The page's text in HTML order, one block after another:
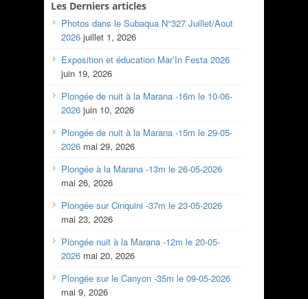
Les Derniers articles
Photos dans le Subaqua N°327 Juillet/Aout
2026 juillet 1, 2026
Exposition et éducation Mar’In Festa 2026
juin 19, 2026
Plongée de nuit à la Marana -16m le 10-06-
2026 juin 10, 2026
Plongée de nuit à la Marana -15m le 29-05-
2026 mai 29, 2026
Plongée à la Marana -13m le 26-05-2026
mai 26, 2026
Plongée sur Cinquini -37m le 23-05-2026
mai 23, 2026
Plongée nuit à la Marana -12m le 20-05-
2026 mai 20, 2026
Plongée sur le Canyon -35m le 09-05-2026
mai 9, 2026